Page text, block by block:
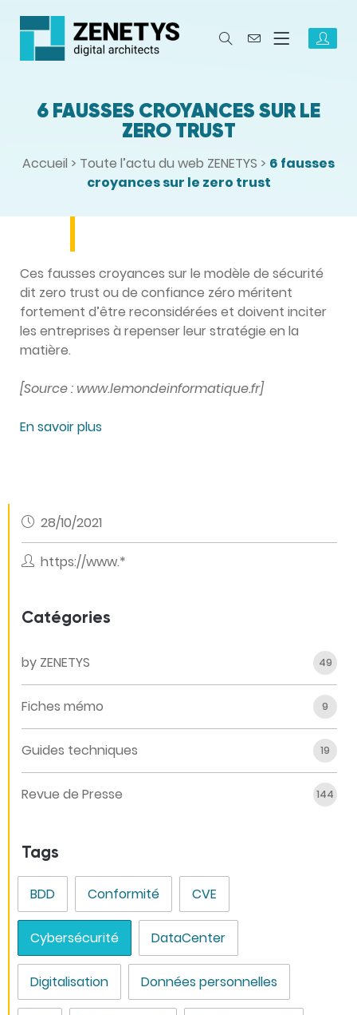
6 FAUSSES CROYANCES SUR LE
ZERO TRUST
Accueil > Toute l’actu du web ZENETYS > 6 fausses
croyances sur le zero trust
Ces fausses croyances sur le modèle de sécurité
dit zero trust ou de confiance zéro méritent
fortement d’être reconsidérées et doivent inciter
les entreprises à repenser leur stratégie en la
matière.
[Source : www.lemondeinformatique.fr]
En savoir plus
28/10/2021
https://www.*
Catégories
by ZENETYS 49
Fiches mémo 9
Guides techniques 19
Revue de Presse 144
Tags
BDD Conformité CVE
Cybersécurité DataCenter
Digitalisation Données personnelles